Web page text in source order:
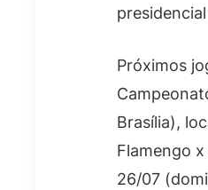
Próximos
Brasília),
Flamengo
26/07